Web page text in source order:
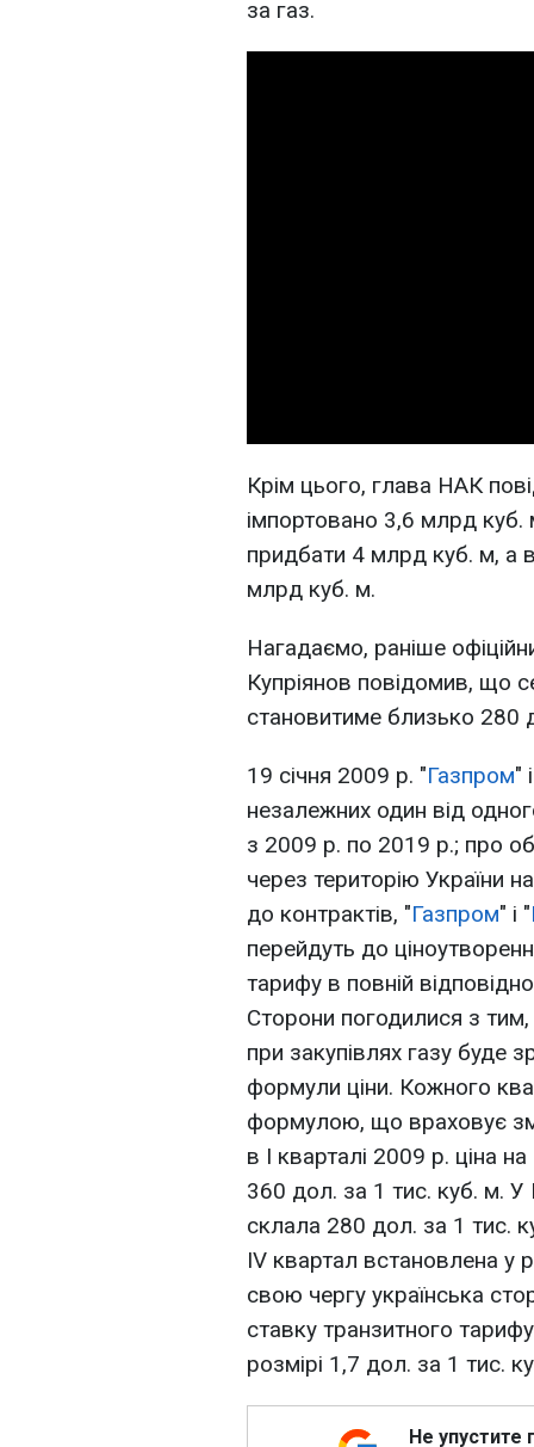
за газ.
Крім цього, глава НАК
імпортовано 3,6 млрд куб.
придбати 4 млрд куб. м, а
млрд куб. м.
Нагадаємо, раніше
Купріянов повідомив, що
становитиме близько 280
19 січня 2009 р. "Газпром"
незалежних один від
з 2009 р. по 2019 р.; про
через територію України
до контрактів, "Газпром" і "
перейдуть до
тарифу в повній
Сторони погодилися з
при закупівлях газу буде
формули ціни. Кожного
формулою, що враховує
в I кварталі 2009 р. ціна
360 дол. за 1 тис. куб. м. У
склала 280 дол. за 1 тис.
IV квартал встановлена у
свою чергу українська
ставку транзитного
розмірі 1,7 дол. за 1 тис.
Не упустите